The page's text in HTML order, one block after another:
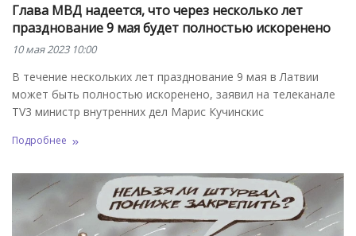
Глава МВД надеется, что через несколько лет
празднование 9 мая будет полностью искоренено
10 мая 2023 10:00
В течение нескольких лет празднование 9 мая в Латвии
может быть полностью искоренено, заявил на телеканале
TV3 министр внутренних дел Марис Кучинскис
Подробнее